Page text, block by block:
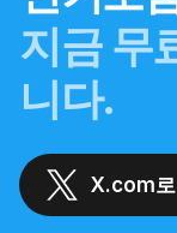
지금 무
니다.
X.com로